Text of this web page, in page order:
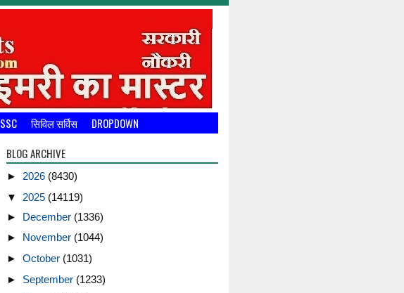
SSC सिविल सर्विस DROPDOWN
BLOG ARCHIVE
► 2026 (8430)
▼ 2025 (14119)
► December (1336)
► November (1044)
► October (1031)
► September (1233)